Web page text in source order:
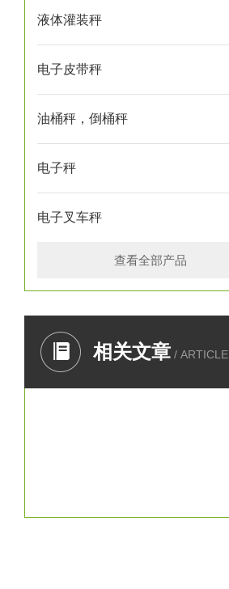
液体灌装秤
电子皮带秤
油桶秤，倒桶秤
电子秤
电子叉车秤
查看全部产品
相关文章 / ARTICLE